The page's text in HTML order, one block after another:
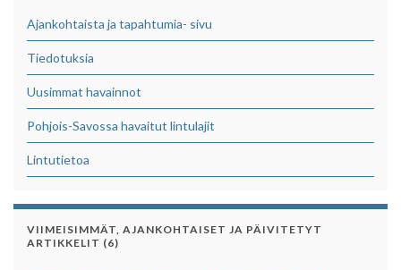
Ajankohtaista ja tapahtumia- sivu
Tiedotuksia
Uusimmat havainnot
Pohjois-Savossa havaitut lintulajit
Lintutietoa
VIIMEISIMMÄT, AJANKOHTAISET JA PÄIVITETYT
ARTIKKELIT (6)